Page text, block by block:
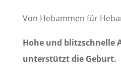
Von Hebammen für
Hohe und blitzschnelle
unterstützt die Geburt.